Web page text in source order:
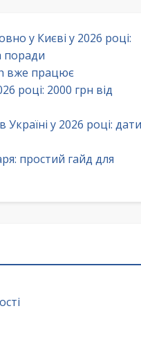
у Києві у 2026 році:
поради
вже працює
році: 2000 грн від
у 2026 році: дати
простий гайд для